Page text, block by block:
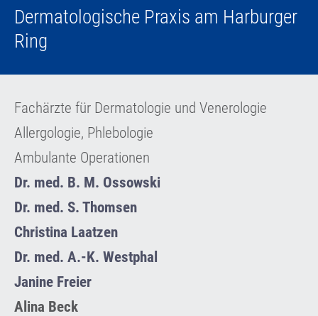
Dermatologische Praxis am Harburger
Ring
Fachärzte für Dermatologie und Venerologie
Allergologie, Phlebologie
Ambulante Operationen
Dr. med. B. M. Ossowski
Dr. med. S. Thomsen
Christina Laatzen
Dr. med. A.-K. Westphal
Janine Freier
Alina Beck